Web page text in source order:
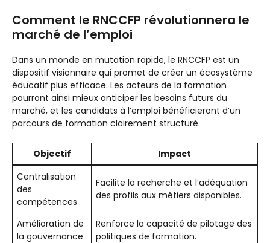
Comment le RNCCFP révolutionnera le
marché de l’emploi
Dans un monde en mutation rapide, le RNCCFP est un
dispositif visionnaire qui promet de créer un écosystème
éducatif plus efficace. Les acteurs de la formation
pourront ainsi mieux anticiper les besoins futurs du
marché, et les candidats à l’emploi bénéficieront d’un
parcours de formation clairement structuré.
Objectif
Impact
Centralisation
des
compétences
Facilite la recherche et l’adéquation
des profils aux métiers disponibles.
Amélioration de
la gouvernance
Renforce la capacité de pilotage des
politiques de formation.